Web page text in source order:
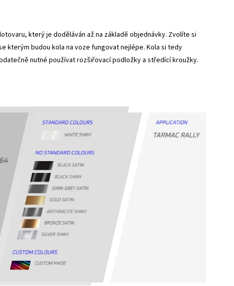
který je doděláván až na základě objednávky. Zvolíte si
kterým budou kola na voze fungovat nejlépe. Kola si tedy
nutné používat rozšiřovací podložky a středící kroužky.